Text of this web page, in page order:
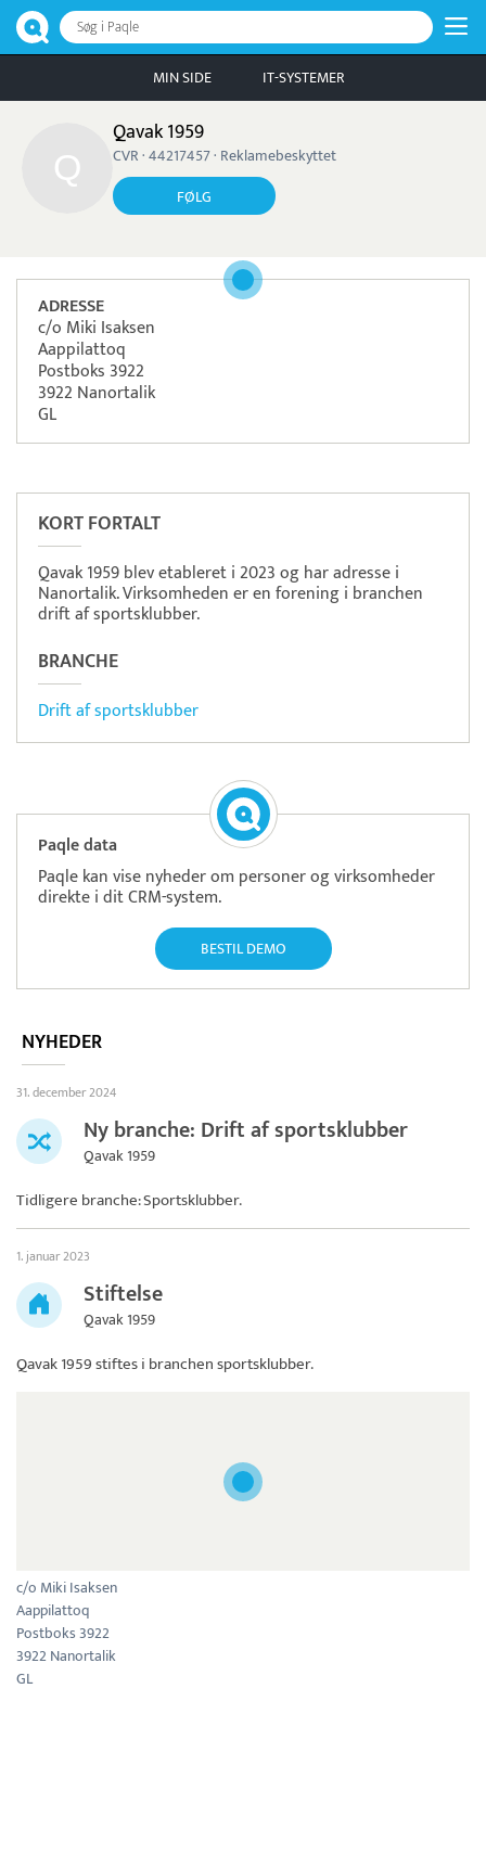
Søg i Paqle
MIN SIDE IT-SYSTEMER
Qavak 1959
CVR · 44217457 · Reklamebeskyttet
FØLG
ADRESSE
c/o Miki Isaksen
Aappilattoq
Postboks 3922
3922 Nanortalik
GL
KORT FORTALT
Qavak 1959 blev etableret i 2023 og har adresse i
Nanortalik. Virksomheden er en forening i branchen
drift af sportsklubber.
BRANCHE
Drift af sportsklubber
Paqle data
Paqle kan vise nyheder om personer og virksomheder
direkte i dit CRM-system.
BESTIL DEMO
NYHEDER
31. december 2024
Ny branche: Drift af sportsklubber
Qavak 1959
Tidligere branche: Sportsklubber.
1. januar 2023
Stiftelse
Qavak 1959
Qavak 1959stiftes i branchen sportsklubber.
c/o Miki Isaksen
Aappilattoq
Postboks 3922
3922 Nanortalik
GL